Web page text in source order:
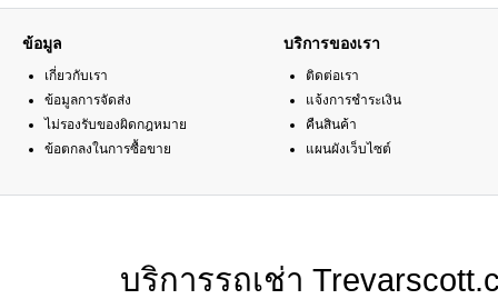
ข้อมูล
เกี่ยวกับเรา
ข้อมูลการจัดส่ง
ไม่รองรับของผิดกฎหมาย
ข้อตกลงในการซื้อขาย
บริการของเรา
ติดต่อเรา
แจ้งการชำระเงิน
คืนสินค้า
แผนผังเว็บไซต์
บริการรถเช่า